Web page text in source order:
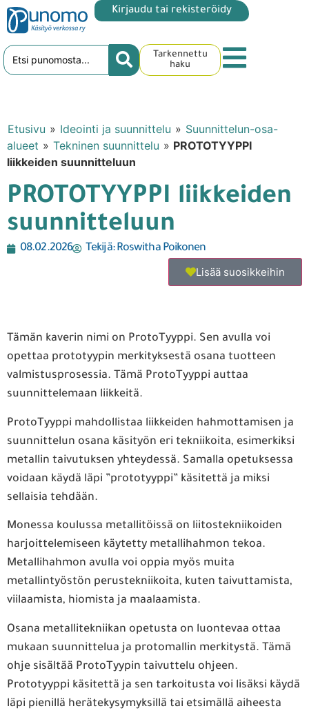
Kirjaudu tai rekisteröidy
Tarkennettu
haku
Etusivu » Ideointi ja suunnittelu » Suunnittelun-osa-
alueet » Tekninen suunnittelu » PROTOTYYPPI
liikkeiden suunnitteluun
PROTOTYYPPI liikkeiden
suunnitteluun
08.02.2026 Tekijä:Roswitha Poikonen
Lisää suosikkeihin
Tämän kaverin nimi on ProtoTyyppi. Sen avulla voi
opettaa prototyypin merkityksestä osana tuotteen
valmistusprosessia. Tämä ProtoTyyppi auttaa
suunnittelemaan liikkeitä.
ProtoTyyppi mahdollistaa liikkeiden hahmottamisen ja
suunnittelun osana käsityön eri tekniikoita, esimerkiksi
metallin taivutuksen yhteydessä. Samalla opetuksessa
voidaan käydä läpi ”prototyyppi” käsitettä ja miksi
sellaisia tehdään.
Monessa koulussa metallitöissä on liitostekniikoiden
harjoittelemiseen käytetty metallihahmon tekoa.
Metallihahmon avulla voi oppia myös muita
metallintyöstön perustekniikoita, kuten taivuttamista,
viilaamista, hiomista ja maalaamista.
Osana metallitekniikan opetusta on luontevaa ottaa
mukaan suunnittelua ja protomallin merkitystä. Tämä
ohje sisältää ProtoTyypin taivuttelu ohjeen.
Prototyyppi käsitettä ja sen tarkoitusta voi lisäksi käydä
läpi pienillä herätekysymyksillä tai etsimällä aiheesta